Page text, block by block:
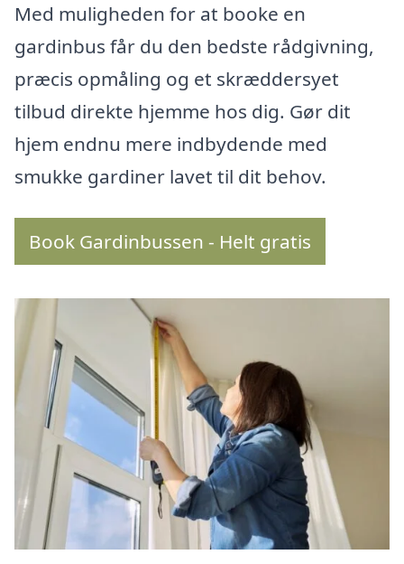
Med muligheden for at booke en
gardinbus får du den bedste rådgivning,
præcis opmåling og et skræddersyet
tilbud direkte hjemme hos dig. Gør dit
hjem endnu mere indbydende med
smukke gardiner lavet til dit behov.
Book Gardinbussen - Helt gratis